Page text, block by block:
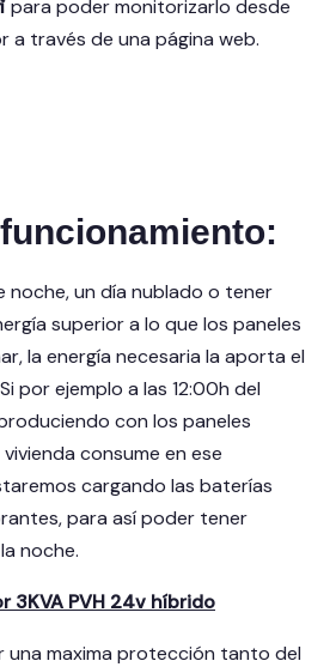
para poder monitorizarlo desde
a través de una página web.
noche, un día nublado o tener
superior a lo que los paneles
la energía necesaria la aporta el
por ejemplo a las 12:00h del
con los paneles
consume en ese
cargando las baterías
para así poder tener
noche.
3KVA PVH 24v híbrido
una maxima protección tanto del